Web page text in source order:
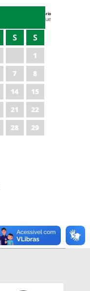
Agenda do Secretário
Zezinho Albuquerque
S S
1
7
8
14
15
21
22
28
29